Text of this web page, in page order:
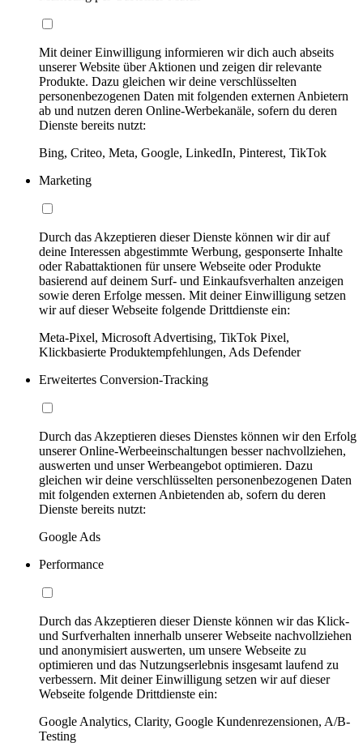
Mit deiner Einwilligung informieren wir dich auch abseits
unserer Website über Aktionen und zeigen dir relevante
Produkte. Dazu gleichen wir deine verschlüsselten
personenbezogenen Daten mit folgenden externen Anbietern
ab und nutzen deren Online-Werbekanäle, sofern du deren
Dienste bereits nutzt:
Bing, Criteo, Meta, Google, LinkedIn, Pinterest, TikTok
Marketing
Durch das Akzeptieren dieser Dienste können wir dir auf
deine Interessen abgestimmte Werbung, gesponserte Inhalte
oder Rabattaktionen für unsere Webseite oder Produkte
basierend auf deinem Surf- und Einkaufsverhalten anzeigen
sowie deren Erfolge messen. Mit deiner Einwilligung setzen
wir auf dieser Webseite folgende Drittdienste ein:
Meta-Pixel, Microsoft Advertising, TikTok Pixel,
Klickbasierte Produktempfehlungen, Ads Defender
Erweitertes Conversion-Tracking
Durch das Akzeptieren dieses Dienstes können wir den Erfolg
unserer Online-Werbeeinschaltungen besser nachvollziehen,
auswerten und unser Werbeangebot optimieren. Dazu
gleichen wir deine verschlüsselten personenbezogenen Daten
mit folgenden externen Anbietenden ab, sofern du deren
Dienste bereits nutzt:
Google Ads
Performance
Durch das Akzeptieren dieser Dienste können wir das Klick-
und Surfverhalten innerhalb unserer Webseite nachvollziehen
und anonymisiert auswerten, um unsere Webseite zu
optimieren und das Nutzungserlebnis insgesamt laufend zu
verbessern. Mit deiner Einwilligung setzen wir auf dieser
Webseite folgende Drittdienste ein:
Google Analytics, Clarity, Google Kundenrezensionen, A/B-
Testing